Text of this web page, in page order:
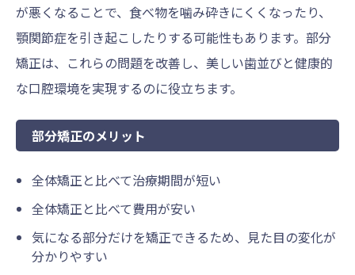
が悪くなることで、食べ物を噛み砕きにくくなったり、
顎関節症を引き起こしたりする可能性もあります。部分
矯正は、これらの問題を改善し、美しい歯並びと健康的
な口腔環境を実現するのに役立ちます。
部分矯正のメリット
全体矯正と比べて治療期間が短い
全体矯正と比べて費用が安い
気になる部分だけを矯正できるため、見た目の変化が
分かりやすい